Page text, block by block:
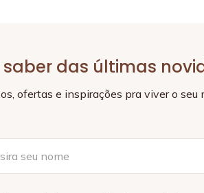
saber das últimas
ofertas e inspirações pra viver o